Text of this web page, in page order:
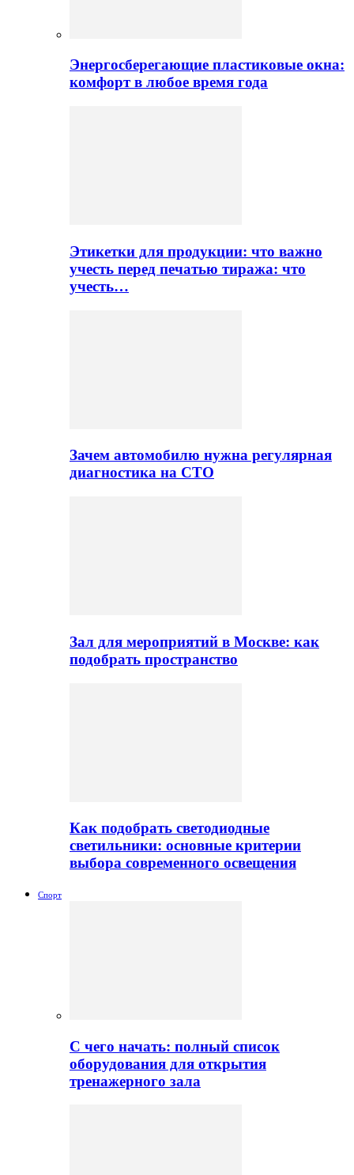
Энергосберегающие пластиковые окна:
комфорт в любое время года
Этикетки для продукции: что важно
учесть перед печатью тиража: что
учесть…
Зачем автомобилю нужна регулярная
диагностика на СТО
Зал для мероприятий в Москве: как
подобрать пространство
Как подобрать светодиодные
светильники: основные критерии
выбора современного освещения
Спорт
С чего начать: полный список
оборудования для открытия
тренажерного зала